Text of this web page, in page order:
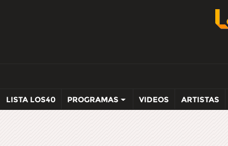
LISTA LOS40 PROGRAMAS VIDEOS ARTISTAS